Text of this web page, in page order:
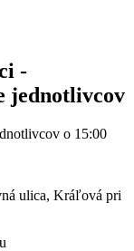
-
jednotlivcov
o 15:00
ulica, Kráľová pri